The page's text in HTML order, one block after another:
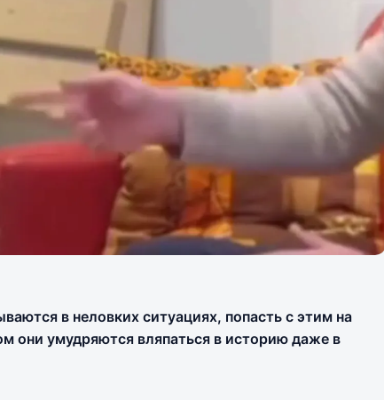
в неловких ситуациях, попасть с этим на
они умудряются вляпаться в историю даже в